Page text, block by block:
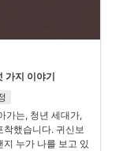
가지 이야기
가는, 청년 세대가,
했습니다. 귀신보
누가 나를 보고 있